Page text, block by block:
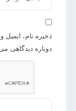
ذخیره نام،
دوباره دیدگاهی